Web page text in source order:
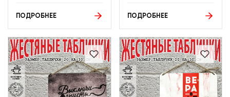
ПОДРОБНЕЕ ПОДРОБНЕЕ